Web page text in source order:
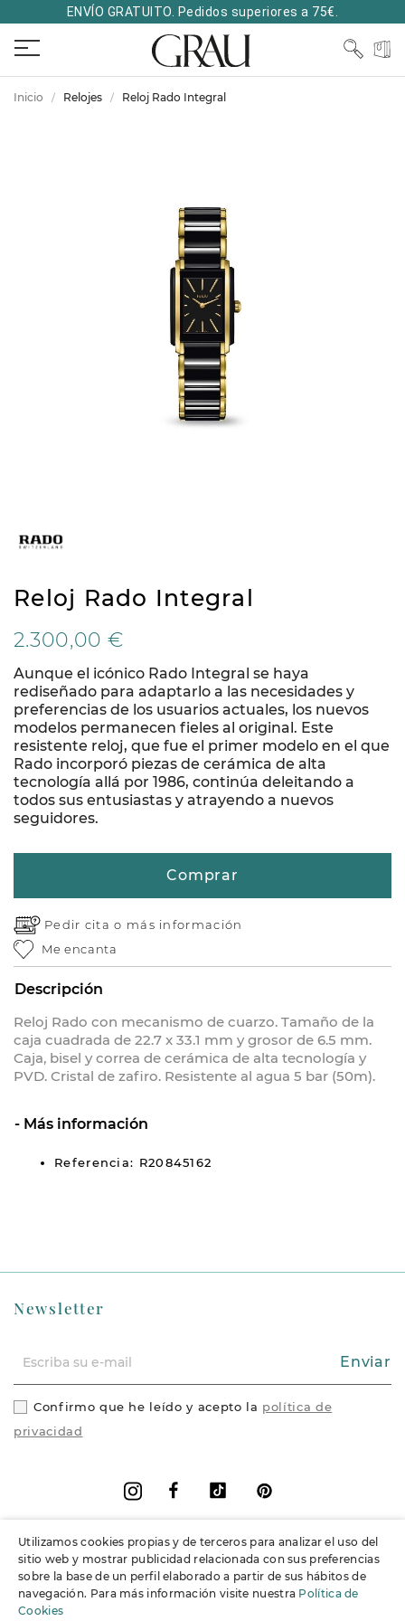
ENVÍO GRATUITO. Pedidos superiores a 75€.
Inicio Relojes Reloj Rado Integral
Reloj Rado Integral
2.300,00 €
Aunque el icónico Rado Integral se haya
rediseñado para adaptarlo a las necesidades y
preferencias de los usuarios actuales, los nuevos
modelos permanecen fieles al original. Este
resistente reloj, que fue el primer modelo en el que
Rado incorporó piezas de cerámica de alta
tecnología allá por 1986, continúa deleitando a
todos sus entusiastas y atrayendo a nuevos
seguidores.
Comprar
Pedir cita o más información
Me encanta
Descripción
Reloj Rado con mecanismo de cuarzo. Tamaño de la
caja cuadrada de 22.7 x 33.1 mm y grosor de 6.5 mm.
Caja, bisel y correa de cerámica de alta tecnología y
PVD. Cristal de zafiro. Resistente al agua 5 bar (50m).
Más información
Referencia: R20845162
Información
Soporte
Newsletter
Enviar
Confirmo que he leído y acepto la política de
privacidad
FacebookVimeo
Instagram
Utilizamos cookies propias y de terceros para analizar el uso del
sitio web y mostrar publicidad relacionada con sus preferencias
sobre la base de un perfil elaborado a partir de sus hábitos de
navegación. Para más información visite nuestra Política de
Cookies